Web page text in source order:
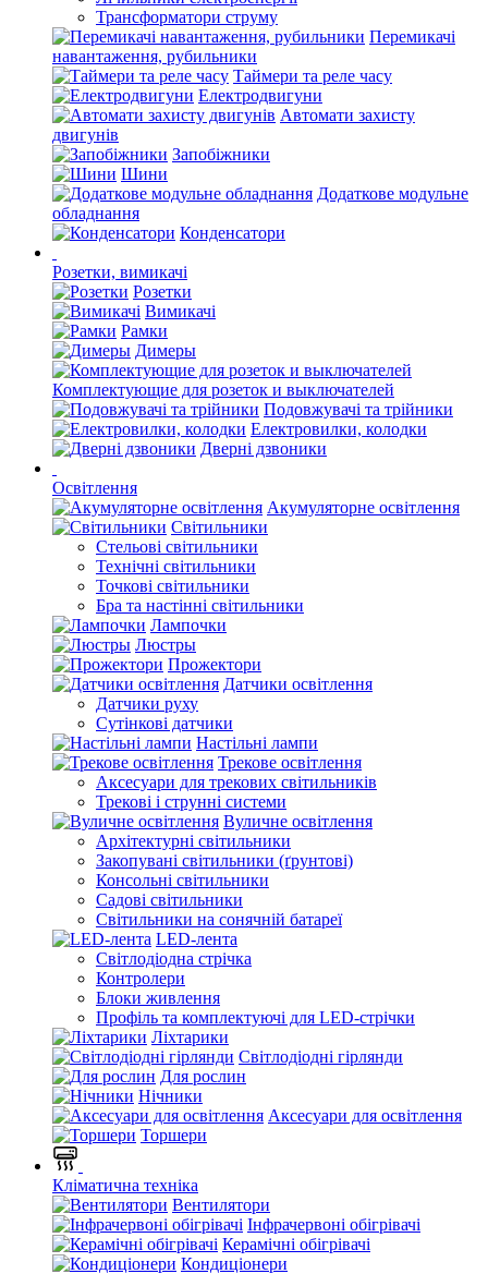
Трансформатори струму
Перемикачі
навантаження, рубильники
Таймери та реле часу
Електродвигуни
Автомати захисту
двигунів
Запобіжники
Шини
Додаткове модульне
обладнання
Конденсатори
Розетки, вимикачі
Розетки
Вимикачі
Рамки
Димеры
Комплектующие для розеток и выключателей
Подовжувачі та трійники
Електровилки, колодки
Дверні дзвоники
Освітлення
Акумуляторне освітлення
Світильники
Стельові світильники
Технічні світильники
Точкові світильники
Бра та настінні світильники
Лампочки
Люстры
Прожектори
Датчики освітлення
Датчики руху
Сутінкові датчики
Настільні лампи
Трекове освітлення
Аксесуари для трекових світильників
Трекові і струнні системи
Вуличне освітлення
Архітектурні світильники
Закопувані світильники (ґрунтові)
Консольні світильники
Садові світильники
Світильники на сонячній батареї
LED-лента
Світлодіодна стрічка
Контролери
Блоки живлення
Профіль та комплектуючі для LED-стрічки
Ліхтарики
Світлодіодні гірлянди
Для рослин
Нічники
Аксесуари для освітлення
Торшери
Кліматична техніка
Вентилятори
Інфрачервоні обігрівачі
Керамічні обігрівачі
Кондиціонери